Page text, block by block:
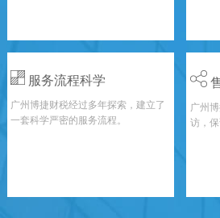
服务流程科学
广州博捷财税经过多年探索，建立了
一套科学严密的服务流程。
广州
访，